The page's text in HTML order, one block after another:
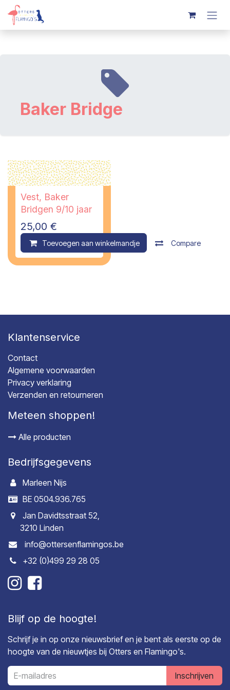
Overslaan naar inhoud
Baker Bridge
Vest, Baker
Bridgen 9/10 jaar
25,00 €
Toevoegen aan winkelmandje Compare
Klantenservice
Contact
Algemene voorwaarden
Privacy verklaring
Verzenden en retourneren
Meteen shoppen!
Alle producten
Bedrijfsgegevens
Marleen Nijs
BE 0504.936.765
Jan Davidtsstraat 52,
3210 Linden
info@ottersenflamingos.be
+32 (0)499 29 28 05
Blijf op de hoogte!
Schrijf je in op onze nieuwsbrief en je bent als eerste op de
hoogte van de nieuwtjes bij Otters en Flamingo's.
Inschrijven